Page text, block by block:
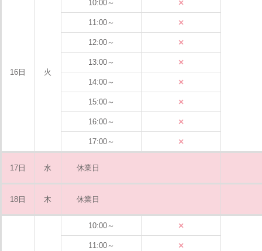
16日 火
10:00～ ×
11:00～ ×
12:00～ ×
13:00～ ×
14:00～ ×
15:00～ ×
16:00～ ×
17:00～ ×
17日 水 休業日
18日 木 休業日
10:00～ ×
11:00～ ×